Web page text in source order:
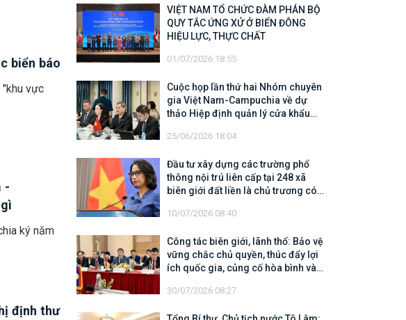
biển báo
"khu vực
-
ký năm
định thư
VIỆT NAM TỔ CHỨC ĐÀM PHÁN BỘ
QUY TẮC ỨNG XỬ Ở BIỂN ĐÔNG
HIỆU LỰC, THỰC CHẤT
01/07/2026 18:55
Cuộc họp lần thứ hai Nhóm chuyên
gia Việt Nam-Campuchia về dự
thảo Hiệp định quản lý cửa khẩu
25/06/2026 18:04
Đầu tư xây dựng các trường phổ
thông nội trú liên cấp tại 248 xã
biên giới đất liền là chủ trương có
văn sâu sắc
10/07/2026 08:40
Công tác biên giới, lãnh thổ: Bảo vệ
vững chắc chủ quyền, thúc đẩy lợi
ích quốc gia, củng cố hòa bình và
triển
30/07/2026 08:27